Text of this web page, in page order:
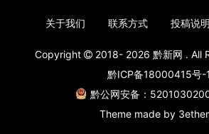
关于我们 联系方式 投稿说明
Copyright 2018- 2026 黔新网 . All
黔ICP备18000415号-1
黔公网安备：
Theme made by